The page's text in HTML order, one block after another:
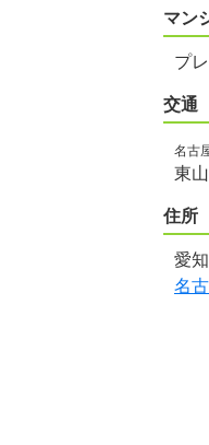
マン
プ
交通
名古
東
住所
愛
名